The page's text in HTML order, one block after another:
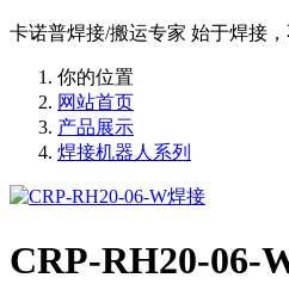
卡诺普焊接/搬运专家 始于焊接
你的位置
网站首页
产品展示
焊接机器人系列
CRP-RH20-06-